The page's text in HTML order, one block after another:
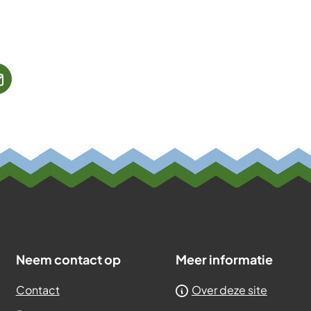
e-
Neem contact op
Contact
Meer informatie
Over deze site